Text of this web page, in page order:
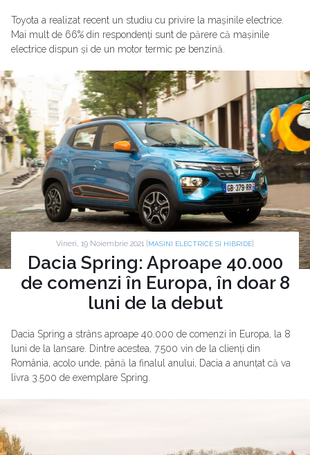
Toyota a realizat recent un studiu cu privire la mașinile electrice.
Mai mult de 66% din respondenți sunt de părere că mașinile
electrice dispun și de un motor termic pe benzină.
Vineri, 19 Noiembrie 2021 | MASINI ELECTRICE SI HIBRIDE
Dacia Spring: Aproape 40.000
de comenzi în Europa, în doar 8
luni de la debut
Dacia Spring a strâns aproape 40.000 de comenzi în Europa, la 8
luni de la lansare. Dintre acestea, 7.500 vin de la clienți din
România, acolo unde, până la finalul anului, Dacia a anunțat că va
livra 3.500 de exemplare Spring.